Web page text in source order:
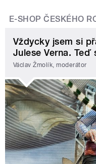
E-SHOP ČESKÉHO
Vždycky jsem si
Julese Verna. Teď
Václav Žmolík, moderátor